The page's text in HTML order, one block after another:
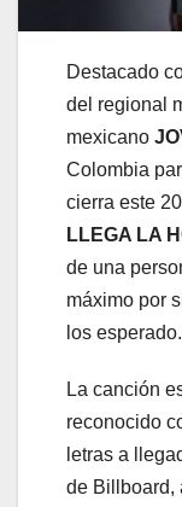
Destacado
del regional
mexicano
Colombia
cierra este
LLEGA LA
de una
máximo por
los esperado.
La canción
reconocido
letras a
de Billboard,